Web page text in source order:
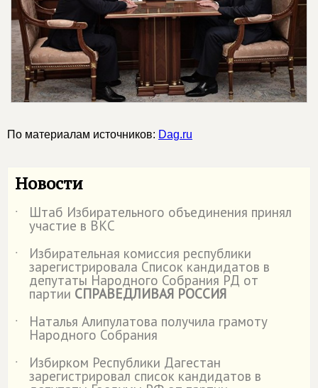
По материалам источников: Dag.ru
Новости
˙ Штаб Избирательного объединения принял
участие в ВКС
˙
Избирательная комиссия республики
зарегистрировала Список кандидатов в
депутаты Народного Собрания РД от
партии СПРАВЕДЛИВАЯ РОССИЯ
˙
Наталья Алипулатова получила грамоту
Народного Собрания
˙
Избирком Республики Дагестан
зарегистрировал список кандидатов в